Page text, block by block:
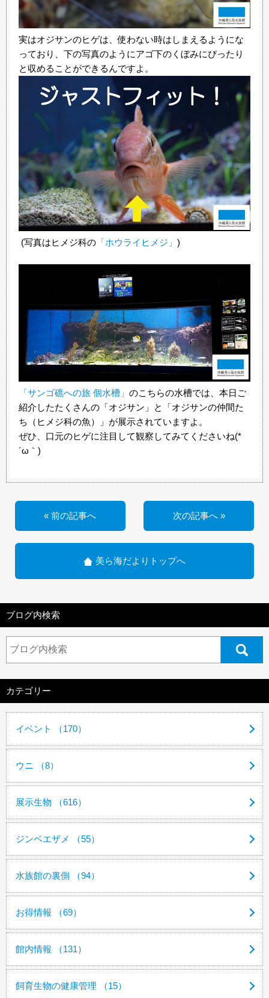
実はオジサンのヒゲは、使わない時はしまえるようにな
っており、下の写真のようにアゴ下のくぼみにぴったり
と収めることができるんですよ。
(写真はヒメジ科の 「ホウライヒメジ」 )
「サンゴ礁への旅 個水槽」 のこちらの水槽では、本日ご
紹介したたくさんの「オジサン」と「オジサンの仲間た
ち（ヒメジ科の魚）」が展示されていますよ。
ぜひ、口元のヒゲに注目して観察してみてくださいね(*
´ω｀)
« 前の記事へ 次の記事へ »
美ら海だよりトップへ
ブログ内検索
カテゴリー
イベント （170）
ウニ （8）
展示生物 （616）
ジンベエザメ （55）
水族館の裏側 （94）
お得情報 （69）
館内情報 （131）
飼育生物の健康管理 （15）